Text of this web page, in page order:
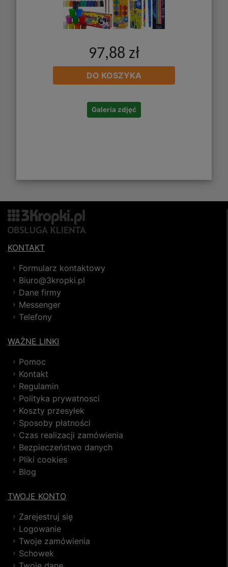
97,88 zł
DO KOSZYKA
Galeria zdjęć
KONTAKT
Formularz kontaktowy
Biuro@3kropki.pl
Dane firmy
Messenger
Telefony
WAŻNE LINKI
Pomoc
Kontakt
Regulamin
Polityka prywatnosci
Koszty przesyłek
Sposoby płatności
Czas realizacji zamówienia
Bezpieczeństwo danych
Pliki cookies
Blog
TWOJE KONTO
Zarejestruj się
Logowanie
Twoje zamówienia
Schowek